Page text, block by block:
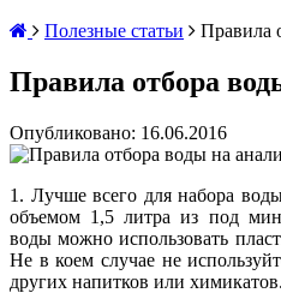
Полезные статьи Правила
Правила отбора
Опубликовано: 16.06.2016
1. Лучше всего для набора
объемом 1,5 литра из под
воды можно использовать
Не в коем случае не
других напитков или химикатов.